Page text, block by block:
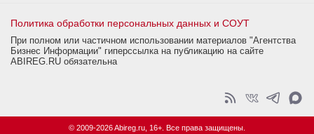
Политика обработки персональных данных и СОУТ
При полном или частичном использовании материалов "Агентства
Бизнес Информации" гиперссылка на публикацию на сайте
ABIREG.RU обязательна
© 2009-2026 Abireg.ru, 16+. Все права защищены.